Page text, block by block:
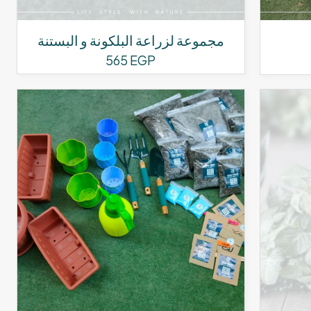
1,250 EGP.
مجموعة لزراعة البلكونة و البستنة
565 EGP